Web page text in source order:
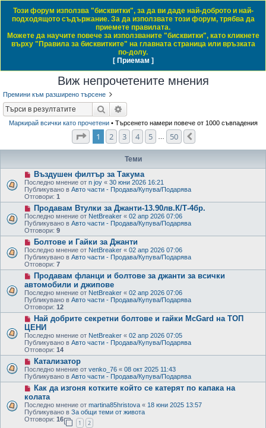
Daewoo & Chevrolet Club Bulgaria
ЧЗВ Правила на форума Влез
Регистрация
Начало форум
Виж активните теми
Виж непрочетените мнения
Премини към разширено търсене
Търсене
Маркирай всички като прочетени• Търсенето намери повече от 1000 съвпадения
Страница1 от
1 2 3 4 5 50
Теми
N
e
w
p
o
t
Въздушен филтър за Такума
Последно мнение от n joy « 30 юни 2026 16:21
Публикувано в Авто части - Продава/Купува/Подарява
Отговори: 1
N
e
w
p
o
t
Продавам Втулки за Джанти-13.90лв.К/Т-4бр.
Последно мнение от NetBreaker « 02 апр 2026 07:06
Публикувано в Авто части - Продава/Купува/Подарява
Отговори: 9
N
e
w
p
o
t
Болтове и Гайки за Джанти
Последно мнение от NetBreaker « 02 апр 2026 07:06
Публикувано в Авто части - Продава/Купува/Подарява
Отговори: 7
N
w
p
o
s
Продавам фланци и болтове за джанти за всички
автомобили и джипове
Последно мнение от NetBreaker « 02 апр 2026 07:06
Публикувано в Авто части - Продава/Купува/Подарява
Отговори: 12
N
e
w
p
o
s
Най добрите секретни болтове и гайки МcGard на ТОП
ЦЕНИ
Последно мнение от NetBreaker « 02 апр 2026 07:05
Публикувано в Авто части - Продава/Купува/Подарява
Отговори: 14
N
e
w
p
s
t
Катализатор
Последно мнение от venko_76 « 08 окт 2025 11:43
Публикувано в Авто части - Продава/Купува/Подарява
N
w
p
o
s
Как да изгоня котките който се катерят по капака на
колата
Последно мнение от martina85hristova « 18 юни 2025 13:57
Публикувано в За общи теми от живота
Отговори: 16
1 2
Този форум използва "бисквитки", за да ви даде най-доброто и най-
подходящото съдържание. За да използвате този форум, трябва да
приемете правилата.
Можете да научите повече за използваните "бисквитки", като кликнете
върху "Правила за бисквитките" на главната страница или връзката
по-долу.
[ Приемам ]